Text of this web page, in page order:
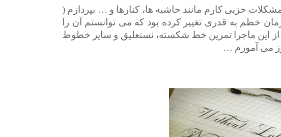
جزیی کارم مانند حاشیه ها، کنارها و … بپردازم (
خطم به قدری تغییر کرده بود که می توانستم آن را
از این ماجرا تمرین خط شکسته، نستعلیق و سایر خطوط
می آموزم …